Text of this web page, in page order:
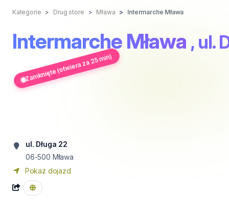
Kategorie Drug store Mława Intermarche Mława
Intermarche Mława , ul.
Zamknięte (otwiera za 25 min)
ul. Długa 22
06-500 Mława
Pokaż dojazd